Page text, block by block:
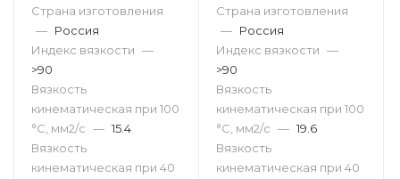
Страна изготовления
— Россия
Индекс вязкости —
>90
Вязкость
кинематическая при 100
°С, мм2/с — 15.4
Вязкость
кинематическая при 40
Страна изготовления
— Россия
Индекс вязкости —
>90
Вязкость
кинематическая при 100
°С, мм2/с — 19.6
Вязкость
кинематическая при 40